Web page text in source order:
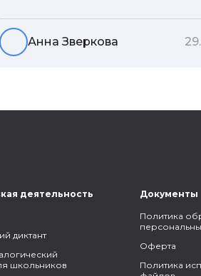
социальные сети, ДНК-тесты,
базы. Именно поэтому мы
вас подборку лучших статей
Анна Зверкова
деятельность
диктант
школьников
Документы
Политика
Оферта
Политика